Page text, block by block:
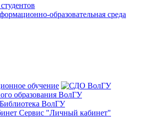
образовательная среда
обучение
образования ВолГУ
Библиотека ВолГУ
Сервис "Личный кабинет"